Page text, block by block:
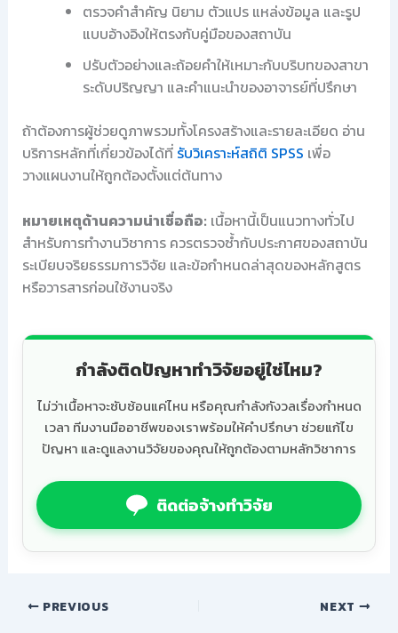
ตรวจคำสำคัญ นิยาม ตัวแปร แหล่งข้อมูล และรูป
แบบอ้างอิงให้ตรงกับคู่มือของสถาบัน
ปรับตัวอย่างและถ้อยคำให้เหมาะกับบริบทของสาขา
ระดับปริญญา และคำแนะนำของอาจารย์ที่ปรึกษา
ถ้าต้องการผู้ช่วยดูภาพรวมทั้งโครงสร้างและรายละเอียด อ่าน
บริการหลักที่เกี่ยวข้องได้ที่ รับวิเคราะห์สถิติ SPSS เพื่อ
วางแผนงานให้ถูกต้องตั้งแต่ต้นทาง
หมายเหตุด้านความน่าเชื่อถือ: เนื้อหานี้เป็นแนวทางทั่วไป
สำหรับการทำงานวิชาการ ควรตรวจซ้ำกับประกาศของสถาบัน
ระเบียบจริยธรรมการวิจัย และข้อกำหนดล่าสุดของหลักสูตร
หรือวารสารก่อนใช้งานจริง
กำลังติดปัญหาทำวิจัยอยู่ใช่ไหม?
ไม่ว่าเนื้อหาจะซับซ้อนแค่ไหน หรือคุณกำลังกังวลเรื่องกำหนด
เวลา ทีมงานมืออาชีพของเราพร้อมให้คำปรึกษา ช่วยแก้ไข
ปัญหา และดูแลงานวิจัยของคุณให้ถูกต้องตามหลักวิชาการ
ติดต่อจ้างทำวิจัย
PREVIOUS NEXT